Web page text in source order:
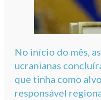
No início do mês,
ucranianas
que tinha como
responsável